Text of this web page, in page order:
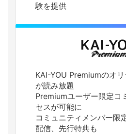
験を提供
KAI-YOU Premiumのオ
が読み放題
Premiumユーザー限定コ
セスが可能に
コミュニティメンバー限
配信、先行特典も